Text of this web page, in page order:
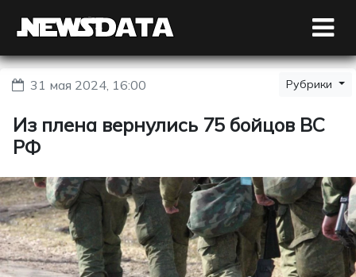
31 мая 2024, 16:00 Рубрики
Из плена вернулись 75 бойцов ВС
РФ